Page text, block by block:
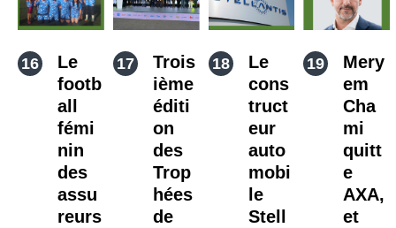
Le
footb
all
fémi
nin
des
assu
reurs
Trois
ième
éditi
on
des
Trop
hées
de
Le
cons
truct
eur
auto
mobi
le
Stell
Mery
em
Cha
mi
quitt
e
AXA,
et